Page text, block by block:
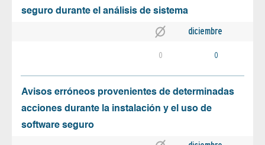
seguro durante el análisis de sistema
diciembre
0 0
Avisos erróneos provenientes de determinadas
acciones durante la instalación y el uso de
software seguro